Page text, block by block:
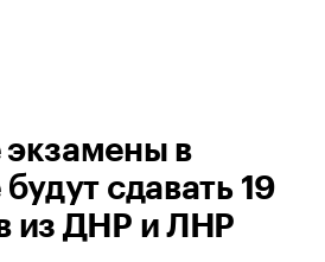
в
сдавать 19
из ДНР и ЛНР